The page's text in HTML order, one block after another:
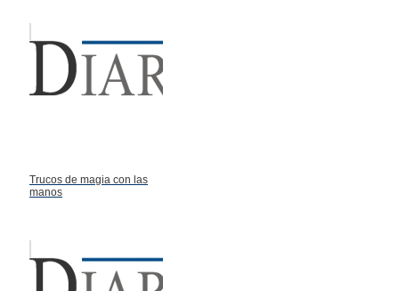
Trucos de magia con las
manos